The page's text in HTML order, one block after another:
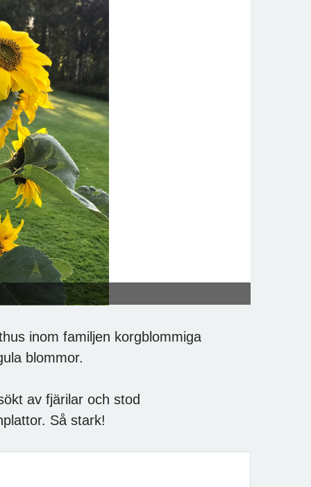
inom familjen korgblommiga
blommor.
av fjärilar och stod
Så stark!